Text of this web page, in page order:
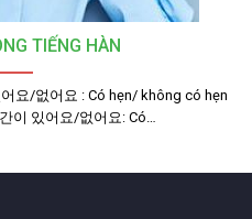
TIẾNG HÀN
요/없어요 : Có hẹn/ không có hẹn
이 있어요/없어요: Có…